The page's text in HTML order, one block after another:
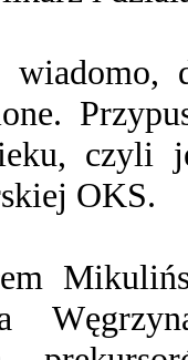
wiadomo,
czyli
OKS.